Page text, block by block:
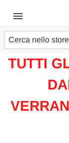
Cerca
TUTTI